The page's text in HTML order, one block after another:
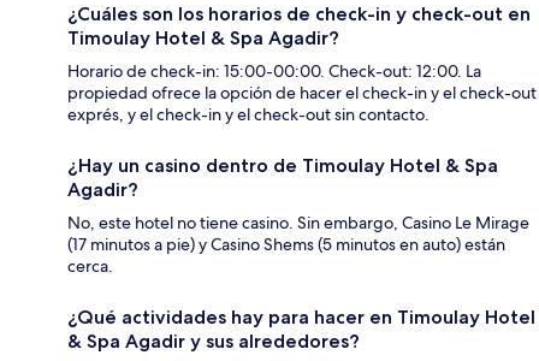
¿Cuáles son los horarios de check-in y check-out en
Timoulay Hotel & Spa Agadir?
Horario de check-in: 15:00-00:00. Check-out: 12:00. La
propiedad ofrece la opción de hacer el check-in y el check-out
exprés, y el check-in y el check-out sin contacto.
¿Hay un casino dentro de Timoulay Hotel & Spa
Agadir?
No, este hotel no tiene casino. Sin embargo, Casino Le Mirage
(17 minutos a pie) y Casino Shems (5 minutos en auto) están
cerca.
¿Qué actividades hay para hacer en Timoulay Hotel
& Spa Agadir y sus alrededores?